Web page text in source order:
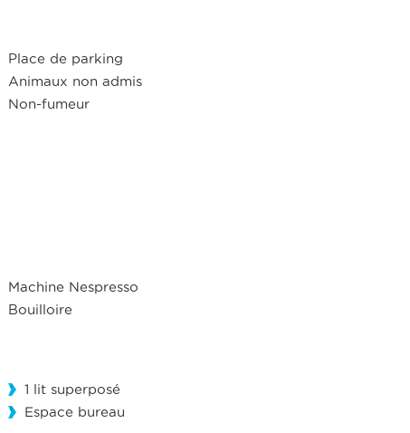
Place de parking
Animaux non admis
Non-fumeur
Machine Nespresso
Bouilloire
1 lit superposé
Espace bureau